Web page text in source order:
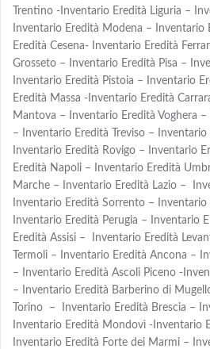
Trentino -Inventario Eredità Liguria –
Inventario Eredità Modena – Inventario
Eredità Cesena- Inventario Eredità
Grosseto – Inventario Eredità Pisa –
Inventario Eredità Pistoia – Inventario
Eredità Massa -Inventario Eredità
Mantova – Inventario Eredità Voghera
– Inventario Eredità Treviso – Inventario
Inventario Eredità Rovigo – Inventario
Eredità Napoli – Inventario Eredità
Marche – Inventario Eredità Lazio –
Inventario Eredità Sorrento – Inventario
Inventario Eredità Perugia – Inventario
Eredità Assisi – Inventario Eredità
Termoli – Inventario Eredità Ancona –
– Inventario Eredità Ascoli Piceno -
– Inventario Eredità Barberino di
Torino – Inventario Eredità Brescia –
Inventario Eredità Mondovì -Inventario
Inventario Eredità Forte dei Marmi –